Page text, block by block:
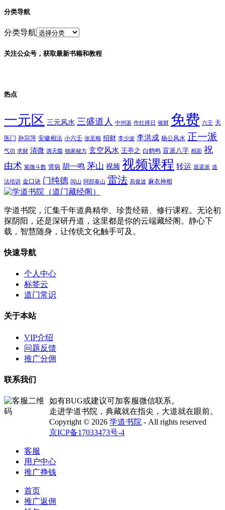
分类导航
分类导航
关注公众号，获取最新书籍和教程
热点
一元区 三元风水 三盛道人 中州派 作灶择日 催财 免费 六壬 天
医门 孙宗萍 安徽相法 小六壬 张至顺 招财 李少波 李洪成 杨公风水 正一派
气功 求财 清微 滴天髓 独家秘方 玄空风水 王亭之 白鹤鸣 盲派八字 相面 祝
由术 紫微斗数 肾病 胡一鸣 茅山 视频 视频课程 转运 逍遥派 道
法培训 金口诀 门纯德 闾山 阿部泰山 雷法 高俊波 麻衣神相
学道书院，汇集千年道典精华、珍贵经籍、修行课程。无论初
探阴阳，还是深研丹道，这里都是你的云端藏经阁。静心下
载，智慧随身，让传统文化触手可及。
快速导航
个人中心
标签云
道门常识
关于本站
VIP介绍
问题反馈
推广分佣
联系我们
如有BUG或建议可加客服微信联系。
走进学道书院，典藏就在指尖，大道就在眼前。
Copyright © 2026 学道书院 - All rights reserved
京ICP备17033473号-4
客服
用户中心
推广挣钱
首页
推广返佣